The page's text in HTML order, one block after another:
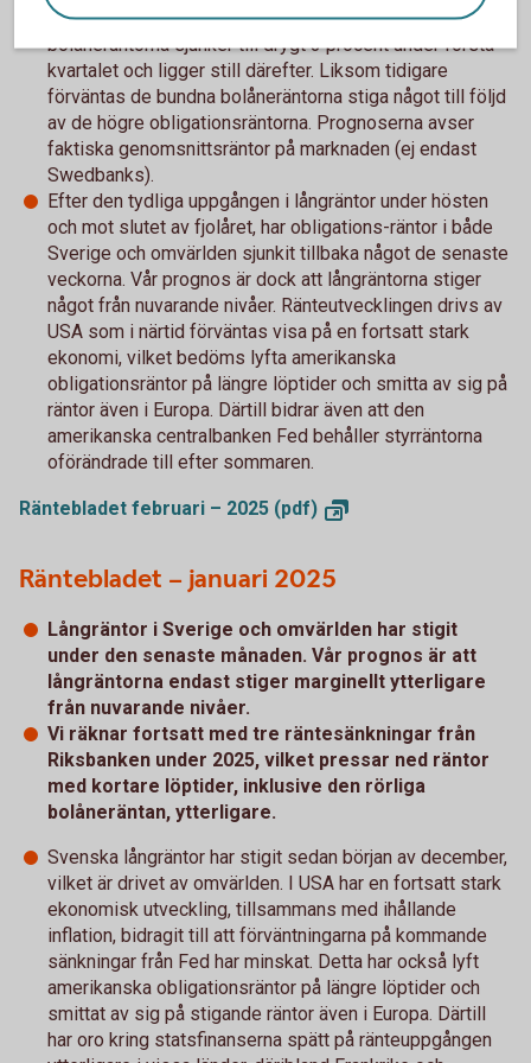
linje med styrränteprognosen. Det innebär att de rörliga
bolåneräntorna sjunker till drygt 3 procent under första
kvartalet och ligger still därefter. Liksom tidigare
förväntas de bundna bolåneräntorna stiga något till följd
av de högre obligationsräntorna. Prognoserna avser
faktiska genomsnittsräntor på marknaden (ej endast
Swedbanks).
Efter den tydliga uppgången i långräntor under hösten
och mot slutet av fjolåret, har obligations-räntor i både
Sverige och omvärlden sjunkit tillbaka något de senaste
veckorna. Vår prognos är dock att långräntorna stiger
något från nuvarande nivåer. Ränteutvecklingen drivs av
USA som i närtid förväntas visa på en fortsatt stark
ekonomi, vilket bedöms lyfta amerikanska
obligationsräntor på längre löptider och smitta av sig på
räntor även i Europa. Därtill bidrar även att den
amerikanska centralbanken Fed behåller styrräntorna
oförändrade till efter sommaren.
Räntebladet februari – 2025 (pdf)
Räntebladet – januari 2025
Långräntor i Sverige och omvärlden har stigit
under den senaste månaden. Vår prognos är att
långräntorna endast stiger marginellt ytterligare
från nuvarande nivåer.
Vi räknar fortsatt med tre räntesänkningar från
Riksbanken under 2025, vilket pressar ned räntor
med kortare löptider, inklusive den rörliga
bolåneräntan, ytterligare.
Svenska långräntor har stigit sedan början av december,
vilket är drivet av omvärlden. I USA har en fortsatt stark
ekonomisk utveckling, tillsammans med ihållande
inflation, bidragit till att förväntningarna på kommande
sänkningar från Fed har minskat. Detta har också lyft
amerikanska obligationsräntor på längre löptider och
smittat av sig på stigande räntor även i Europa. Därtill
har oro kring statsfinanserna spätt på ränteuppgången